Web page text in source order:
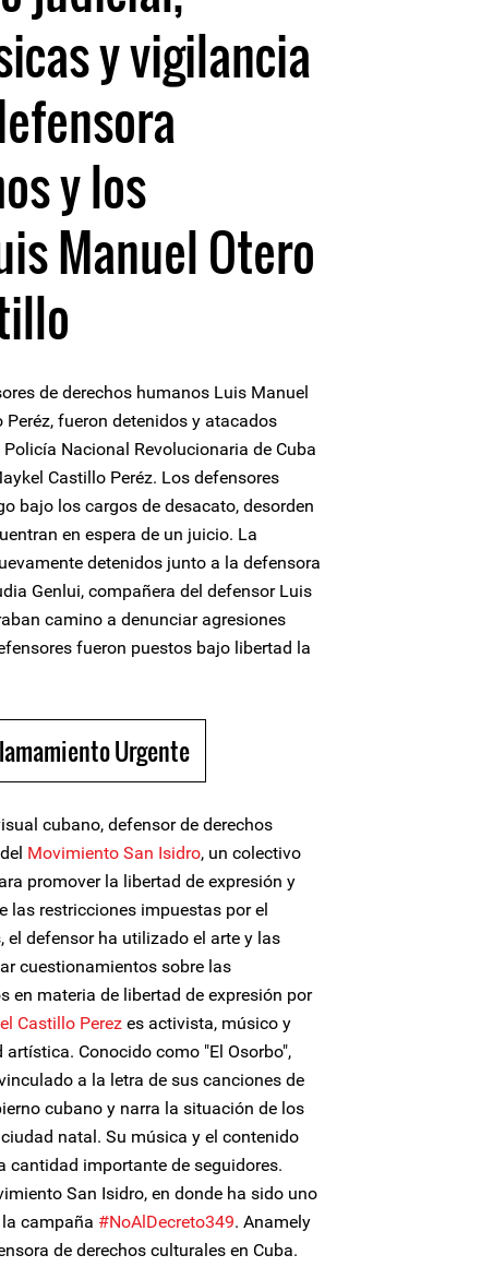
y vigilancia
y los
Manuel Otero
de derechos humanos Luis Manuel
fueron detenidos y atacados
Nacional Revolucionaria de Cuba
Castillo Peréz. Los defensores
bajo los cargos de desacato, desorden
en espera de un juicio. La
detenidos junto a la defensora
Genlui, compañera del defensor Luis
camino a denunciar agresiones
fueron puestos bajo libertad la
Urgente
cubano, defensor de derechos
Movimiento San Isidro, un colectivo
promover la libertad de expresión y
las restricciones impuestas por el
el defensor ha utilizado el arte y las
cuestionamientos sobre las
en materia de libertad de expresión por
Castillo Perez es activista, músico y
Conocido como "El Osorbo",
a la letra de sus canciones de
cubano y narra la situación de los
natal. Su música y el contenido
cantidad importante de seguidores.
San Isidro, en donde ha sido uno
campaña #NoAlDecreto349. Anamely
de derechos culturales en Cuba.